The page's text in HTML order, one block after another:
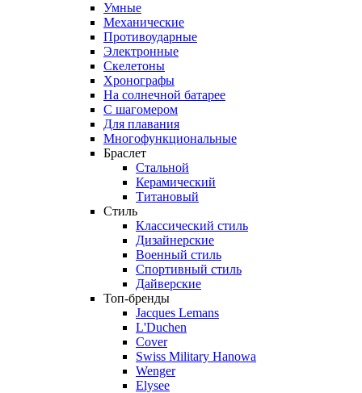
Умные
Механические
Противоударные
Электронные
Скелетоны
Хронографы
На солнечной батарее
С шагомером
Для плавания
Многофункциональные
Браслет
Стальной
Керамический
Титановый
Стиль
Классический стиль
Дизайнерские
Военный стиль
Спортивный стиль
Дайверские
Топ-бренды
Jacques Lemans
L'Duchen
Cover
Swiss Military Hanowa
Wenger
Elysee